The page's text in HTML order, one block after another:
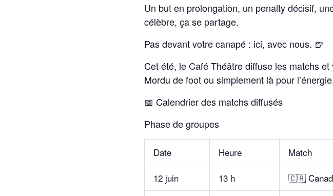
Un but en prolongation, un penalty décisif,
célèbre, ça se partage.
Pas devant votre canapé : ici, avec nous. 🍺
Cet été, le Café Théâtre diffuse les matchs et
Mordu de foot ou simplement là pour
📅 Calendrier des matchs diffusés
Phase de groupes
Date Heure
Match
12 juin
13 h
🇨🇦